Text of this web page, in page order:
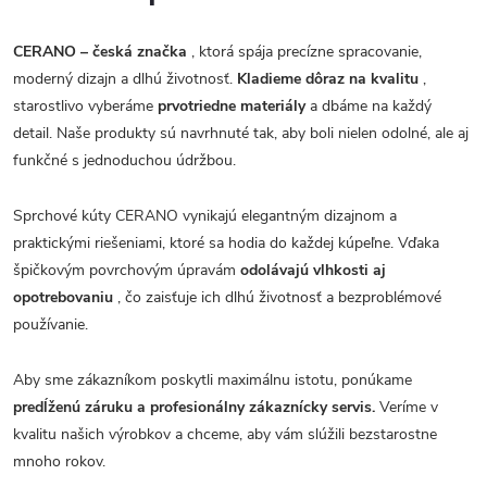
CERANO – česká značka , ktorá spája precízne spracovanie,
moderný dizajn a dlhú životnosť. Kladieme dôraz na kvalitu ,
starostlivo vyberáme prvotriedne materiálya dbáme na každý
detail. Naše produkty sú navrhnuté tak, aby boli nielen odolné, ale aj
funkčné s jednoduchou údržbou.
Sprchové kúty CERANO vynikajú elegantným dizajnom a
praktickými riešeniami, ktoré sa hodia do každej kúpeľne. Vďaka
špičkovým povrchovým úpravám odolávajú vlhkosti aj
opotrebovaniu , čo zaisťuje ich dlhú životnosť a bezproblémové
používanie.
Aby sme zákazníkom poskytli maximálnu istotu, ponúkame
predĺženú záruku a profesionálny zákaznícky servis. Veríme v
kvalitu našich výrobkov a chceme, aby vám slúžili bezstarostne
mnoho rokov.